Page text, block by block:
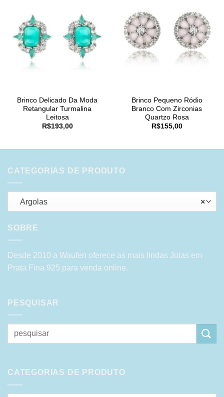
Brinco Delicado Da Moda
Retangular Turmalina
Leitosa
R$193,00
Brinco Pequeno Ródio
Branco Com Zirconias
Quartzo Rosa
R$155,00
CATEGORIAS DE PRODUTO
×
Argolas
SOBRE
Desde 2010 a Waufen oferece as mais lindas Joias em
Prata Fina 925 para venda online.
PESQUISAR
Pesquisar
por:
CATEGORIAS DE PRODUTO